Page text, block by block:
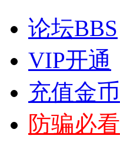
论坛BBS
VIP开通
充值金币
防骗必看